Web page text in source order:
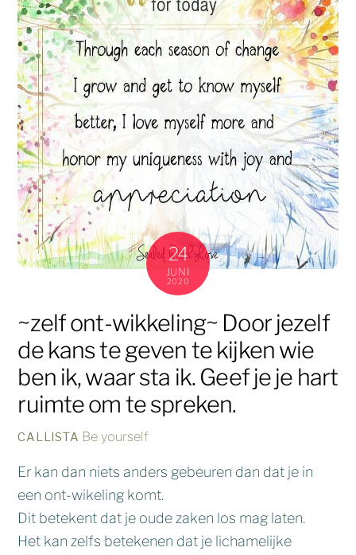
24
JUNI
2020
~zelf ont-wikkeling~ Door jezelf
de kans te geven te kijken wie
ben ik, waar sta ik. Geef je je hart
ruimte om te spreken.
CALLISTA Be yourself
Er kan dan niets anders gebeuren dan dat je in
een ont-wikeling komt.
Dit betekent dat je oude zaken los mag laten.
Het kan zelfs betekenen dat je lichamelijke